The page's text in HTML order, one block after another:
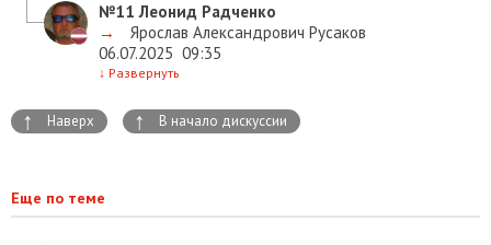
№11 Леонид Радченко
→
Ярослав Александрович Русаков
06.07.2025 09:35
↓ Развернуть
↑ Наверх ↑ В начало дискуссии
Еще по теме